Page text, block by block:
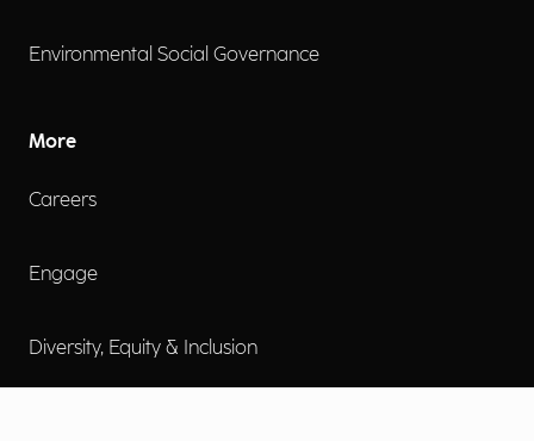
Environmental Social Governance
More
Careers
Engage
Diversity, Equity & Inclusion